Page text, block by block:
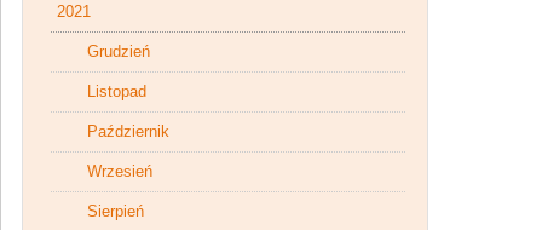
2021
Grudzień
Listopad
Październik
Wrzesień
Sierpień